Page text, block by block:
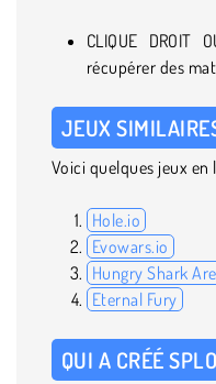
CLIQUE DROIT
récupérer des
JEUX
Voici quelques jeux en
Hole.io
Evowars.io
Hungry Shark
Eternal Fury
QUI A CRÉÉ